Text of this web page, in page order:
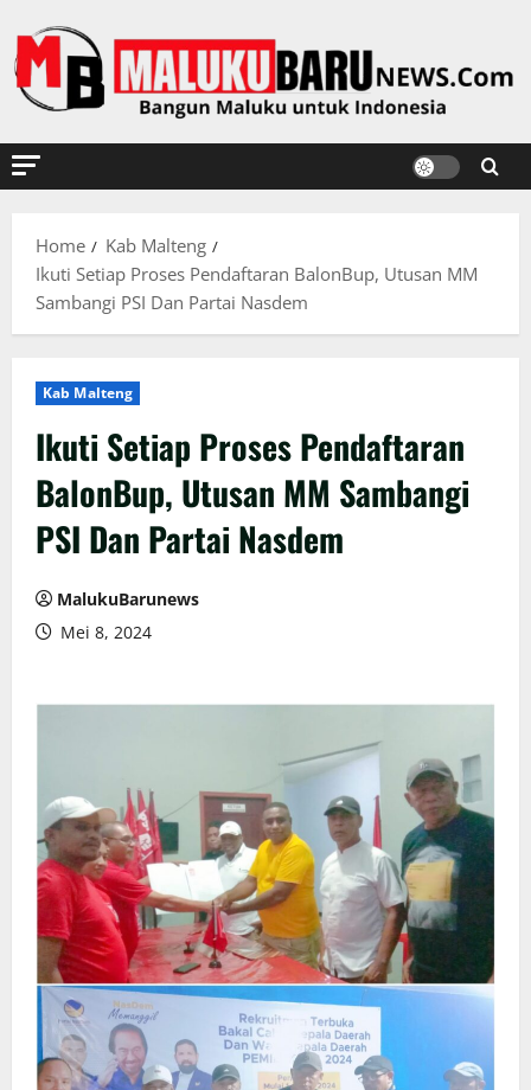
to
content
Home
Kab Malteng
Ikuti Setiap Proses Pendaftaran BalonBup, Utusan MM
Sambangi PSI Dan Partai Nasdem
Kab Malteng
Ikuti Setiap Proses Pendaftaran
BalonBup, Utusan MM Sambangi
PSI Dan Partai Nasdem
MalukuBarunews
Mei 8, 2024